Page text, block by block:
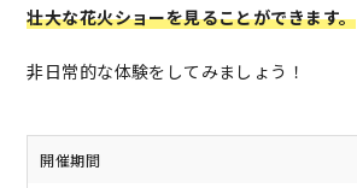
壮大な花火ショーを見ることができます。
非日常的な体験をしてみましょう！
開催期間